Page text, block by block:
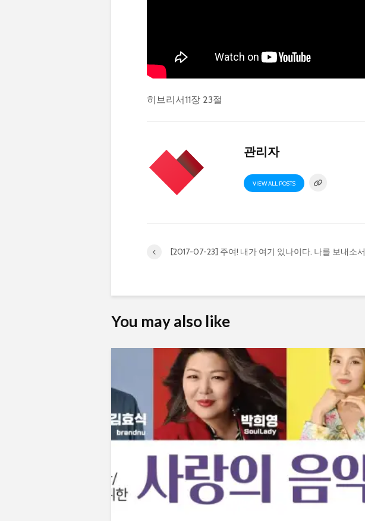
히브리서11장 23절
관리자
VIEW ALL POSTS
[2017-07-23] 주여! 내가 여기 있나이다. 나를 보내소서
You may also like